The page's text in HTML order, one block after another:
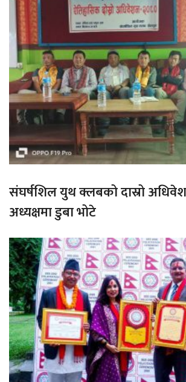
संघर्षशिल युथ क्लबको दास्रो
अध्यक्षमा डुबा भोटे